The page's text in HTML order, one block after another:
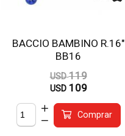
BACCIO BAMBINO R.16"
BB16
USD 119
USD 109
Comprar